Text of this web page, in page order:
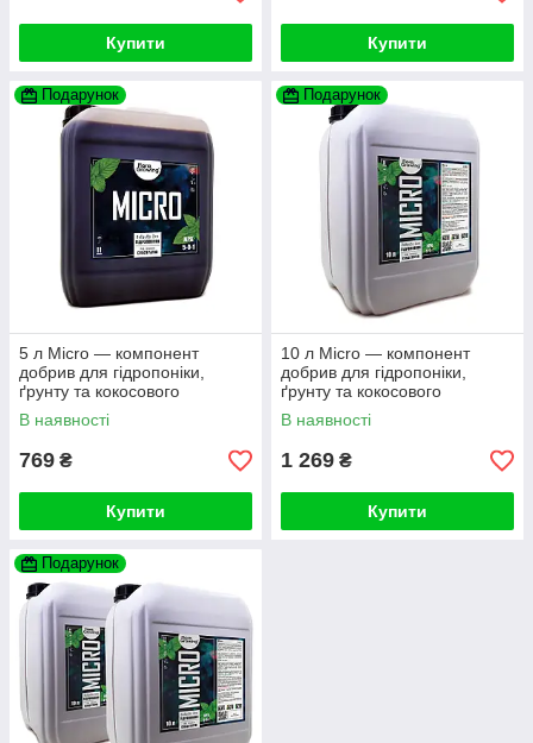
Купити Купити
Подарунок
5 л Micro — компонент
добрив для гідропоніки,
ґрунту та кокосового
субстрату (аналог GHE)
В наявності
769 ₴
Купити
Подарунок
10 л Micro — компонент
добрив для гідропоніки,
ґрунту та кокосового
субстрату (аналог GHE)
В наявності
1 269 ₴
Купити
Подарунок